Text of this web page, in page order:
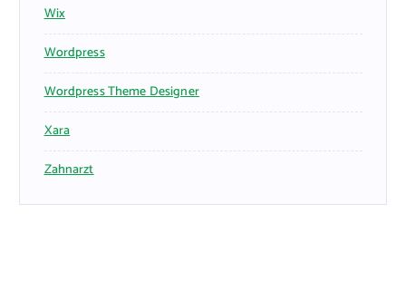
Wix
Wordpress
Wordpress Theme Designer
Xara
Zahnarzt